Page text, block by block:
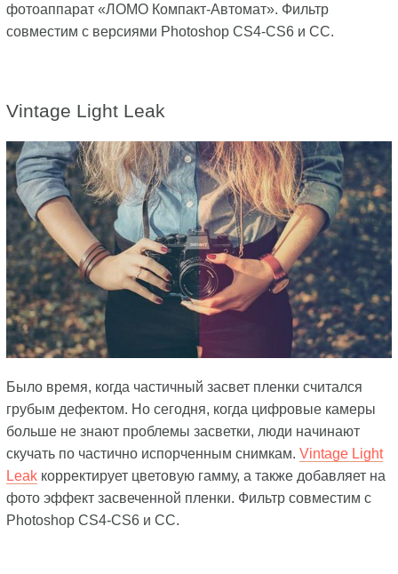
фотоаппарат «ЛОМО Компакт-Автомат». Фильтр
совместим с версиями Photoshop CS4-CS6 и CC.
Vintage Light Leak
Было время, когда частичный засвет пленки считался
грубым дефектом. Но сегодня, когда цифровые камеры
больше не знают проблемы засветки, люди начинают
скучать по частично испорченным снимкам. Vintage Light
Leakкорректирует цветовую гамму, а также добавляет на
фото эффект засвеченной пленки. Фильтр совместим с
Photoshop CS4-CS6 и CC.